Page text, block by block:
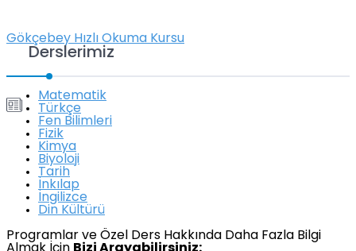
Gökçebey Hızlı Okuma Kursu
Derslerimiz
Matematik
Türkçe
Fen Bilimleri
Fizik
Kimya
Biyoloji
Tarih
İnkılap
İngilizce
Din Kültürü
Programlar ve Özel Ders Hakkında Daha Fazla Bilgi